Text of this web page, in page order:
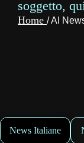
soggetto,
Home /AI
News Italiane